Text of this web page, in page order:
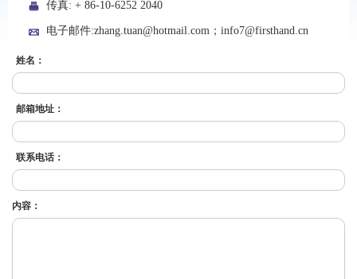
传真: + 86-10-6252 2040
电子邮件:zhang.tuan@hotmail.com；info7@firsthand.cn
姓名：
邮箱地址：
联系电话：
内容：